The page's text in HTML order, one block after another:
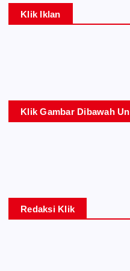
Klik Iklan
Klik Gambar Dibawah
Redaksi Klik